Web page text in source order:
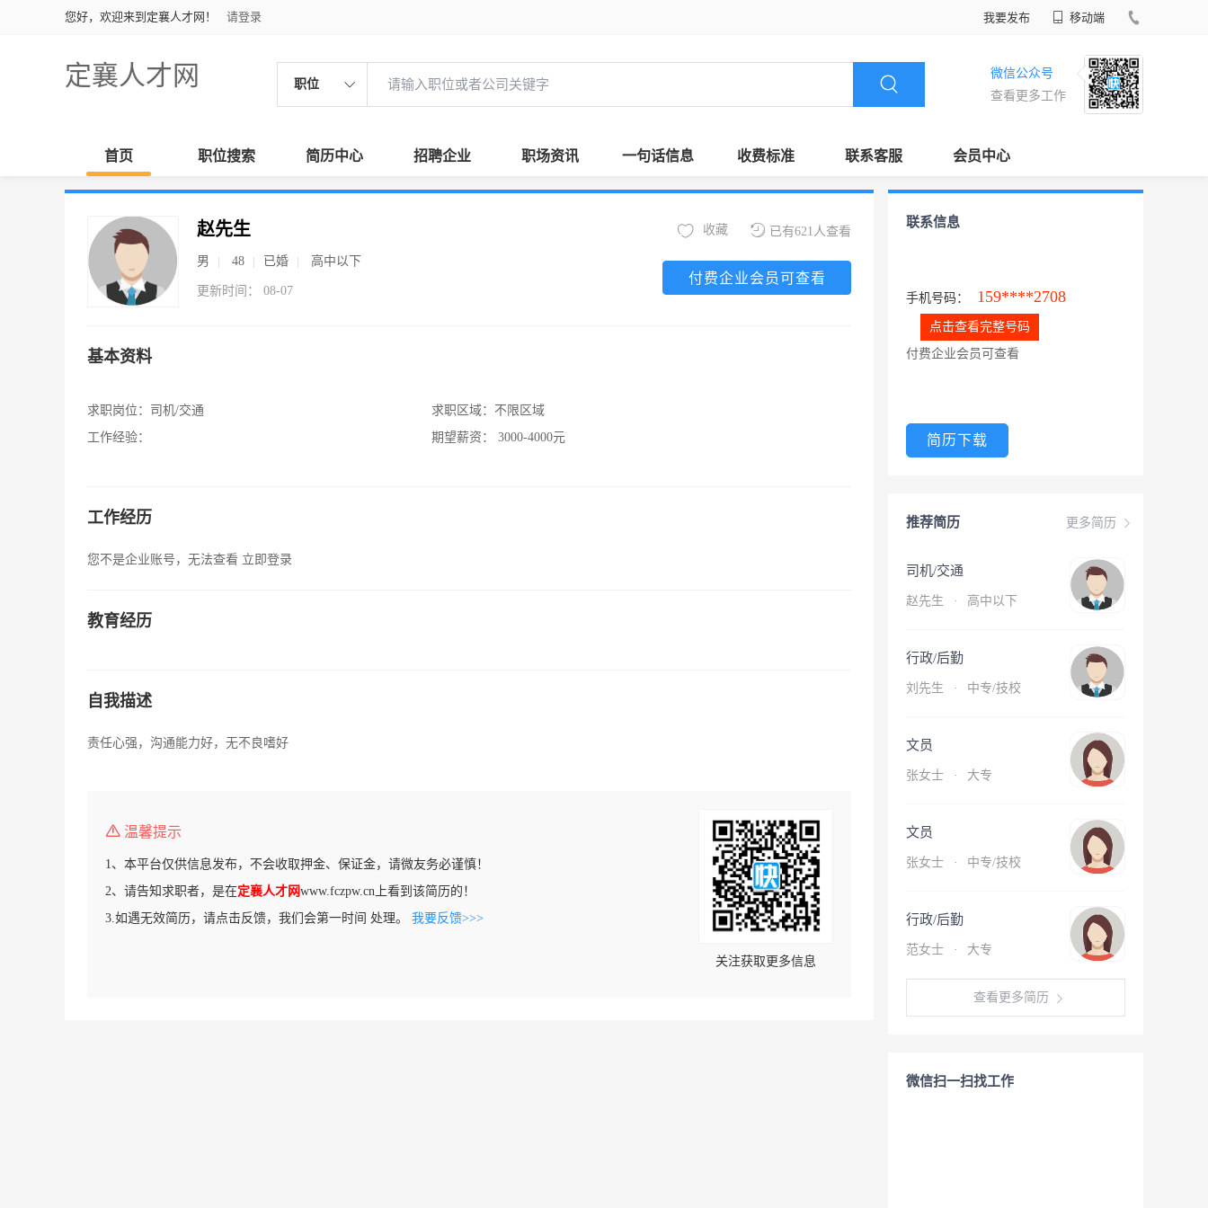
您好，欢迎来到定襄人才网！ 请登录 我要发布 移动端
定襄人才网 职位
微信公众号
查看更多工作
首页 职位搜索 简历中心 招聘企业 职场资讯 一句话信息 收费标准 联系客服 会员中心
赵先生
男 48 已婚 高中以下
更新时间： 08-07
已有621人查看
收藏
付费企业会员可查看
基本资料
求职岗位： 司机/交通
工作经验：
求职区域： 不限区域
期望薪资：
3000-4000元
工作经历
您不是企业账号，无法查看 立即登录
教育经历
自我描述
责任心强，沟通能力好，无不良嗜好
温馨提示
1、本平台仅供信息发布，不会收取押金、保证金，请微友务必谨慎！
2、请告知求职者，是在定襄人才网www.fczpw.cn上看到该简历的！
3.如遇无效简历，请点击反馈，我们会第一时间 处理。 我要反馈>>>
关注获取更多信息
联系信息
手机号码： 159****2708
点击查看完整号码
付费企业会员可查看
简历下载
更多简历
推荐简历
司机/交通
赵先生 · 高中以下
行政/后勤
刘先生 · 中专/技校
文员
张女士 · 大专
文员
张女士 · 中专/技校
行政/后勤
范女士 · 大专
查看更多简历
微信扫一扫找工作